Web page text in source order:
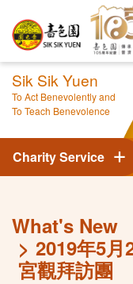
Sik Sik Yuen
To Act Benevolently and
To Teach Benevolence
Charity Service
What's New
2019年5月
宮觀拜訪團